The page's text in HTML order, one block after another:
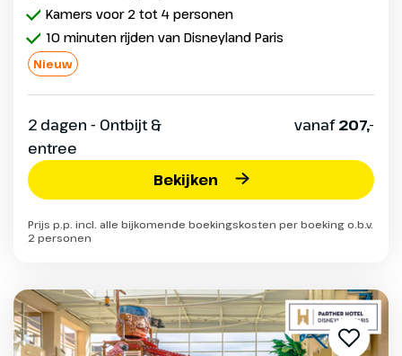
Kamers voor 2 tot 4 personen
10 minuten rijden van Disneyland Paris
Nieuw
2 dagen - Ontbijt &
entree
vanaf207,-
Bekijken
Prijs p.p. incl. alle bijkomende boekingskosten per boeking o.b.v.
2 personen